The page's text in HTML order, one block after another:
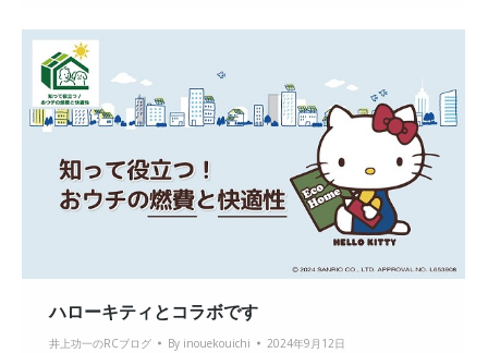
ハローキティとコラボです
井上功一のRCブログ By inouekouichi 2024年9月12日